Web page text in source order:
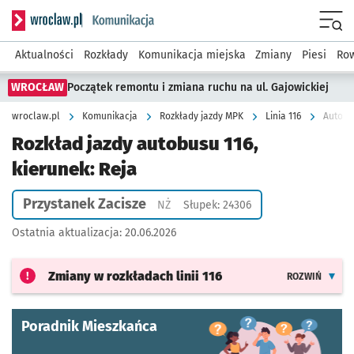
Serwis informacyjny wroclaw.pl podserwis: Komunikacja
Aktualności Rozkłady Komunikacja miejska Zmiany Piesi
WROCŁAW Początek remontu i zmiana ruchu na ul. Gajowickiej
wroclaw.pl Komunikacja Rozkłady jazdy MPK Linia 116
Rozkład jazdy autobusu 116,
kierunek: Reja
Przystanek Zacisze NŻPrzystanek na życzenie
Słupek: 24306
Ostatnia aktualizacja: 20.06.2026
Zmiany w rozkładach linii 116 ROZWIŃ
Poradnik Mieszkańca